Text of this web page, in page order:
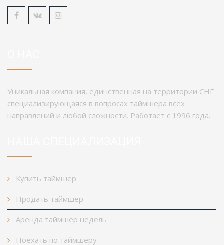
Уникальная компания, единственная на территории СНГ
специализирующаяся в вопросах таймшера всех
направлений и любой сложности. Работает с 1996 года.
Купить таймшер
Продать таймшер
Аренда таймшер недель
Поехать по таймшеру